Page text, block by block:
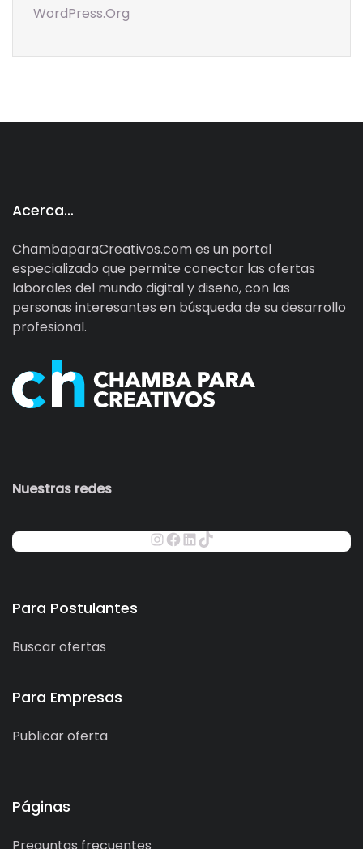
WordPress.org
Acerca…
ChambaparaCreativos.com es un portal
especializado que permite conectar las ofertas
laborales del mundo digital y diseño, con las
personas interesantes en búsqueda de su desarrollo
profesional.
Nuestras redes
Para Postulantes
Buscar ofertas
Para Empresas
Publicar oferta
Páginas
Preguntas frecuentes